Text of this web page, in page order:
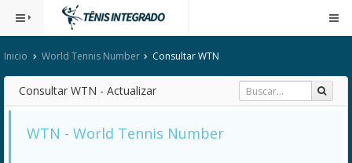
Inicio World Tennis Number Consultar WTN
Consultar WTN - Actualizar
WTN - World Tennis Number